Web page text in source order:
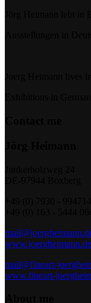
www.joergheimann.de
mail@fineart-
www.fineart-